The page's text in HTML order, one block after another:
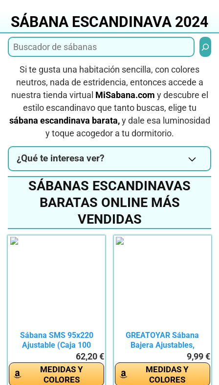
contenido
SÁBANA ESCANDINAVA 2024
Si te gusta una habitación sencilla, con colores
neutros, nada de estridencia, entonces accede a
nuestra tienda virtual MiSabana.com y descubre el
estilo escandinavo que tanto buscas, elige tu
sábana escandinava barata, y dale esa luminosidad
y toque acogedor a tu dormitorio.
¿Qué te interesa ver?
SÁBANAS ESCANDINAVAS
BARATAS ONLINE MÁS
VENDIDAS
Sábana SMS 95x220
Ajustable (Caja 100
62,20 €
MEDIDAS Y
COLORES
GREATOYAR Sábana
Bajera Ajustables,
9,99 €
MEDIDAS Y
COLORES